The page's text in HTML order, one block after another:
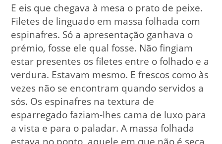
E eis que chegava à mesa o prato de peixe.
Filetes de linguado em massa folhada com
espinafres. Só a apresentação ganhava o
prémio, fosse ele qual fosse. Não fingiam
estar presentes os filetes entre o folhado e a
verdura. Estavam mesmo. E frescos como às
vezes não se encontram quando servidos a
sós. Os espinafres na textura de
esparregado faziam-lhes cama de luxo para
a vista e para o paladar. A massa folhada
estava no ponto, aquele em que não é seca